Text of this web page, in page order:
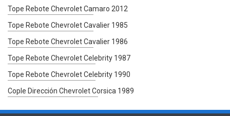
Tope Rebote Chevrolet Camaro 2012
Tope Rebote Chevrolet Cavalier 1985
Tope Rebote Chevrolet Cavalier 1986
Tope Rebote Chevrolet Celebrity 1987
Tope Rebote Chevrolet Celebrity 1990
Cople Dirección Chevrolet Corsica 1989